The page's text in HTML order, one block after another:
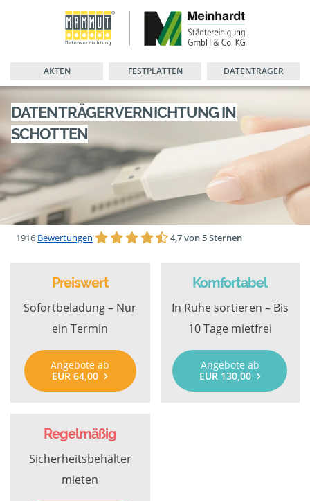
AKTEN FESTPLATTEN DATENTRÄGER
DATENTRÄGERVERNICHTUNG IN
SCHOTTEN
1916 Bewertungen 4,7 von 5 Sternen
Preiswert
Sofortbeladung – Nur
ein Termin
Angebote ab
EUR 64,00
Komfortabel
In Ruhe sortieren – Bis
10 Tage mietfrei
Angebote ab
EUR 130,00
Regelmäßig
Sicherheitsbehälter
mieten